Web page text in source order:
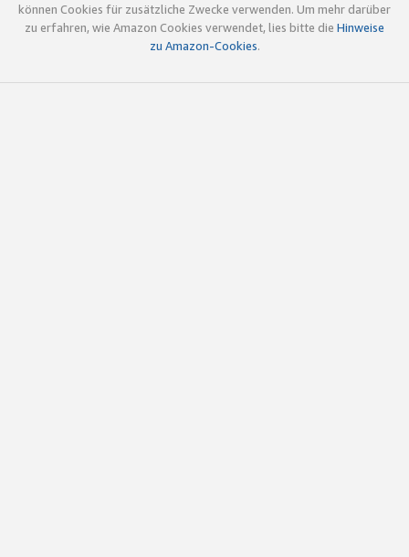
können Cookies für zusätzliche Zwecke verwenden. Um mehr darüber
zu erfahren, wie Amazon Cookies verwendet, lies bitte die Hinweise
zu Amazon-Cookies.